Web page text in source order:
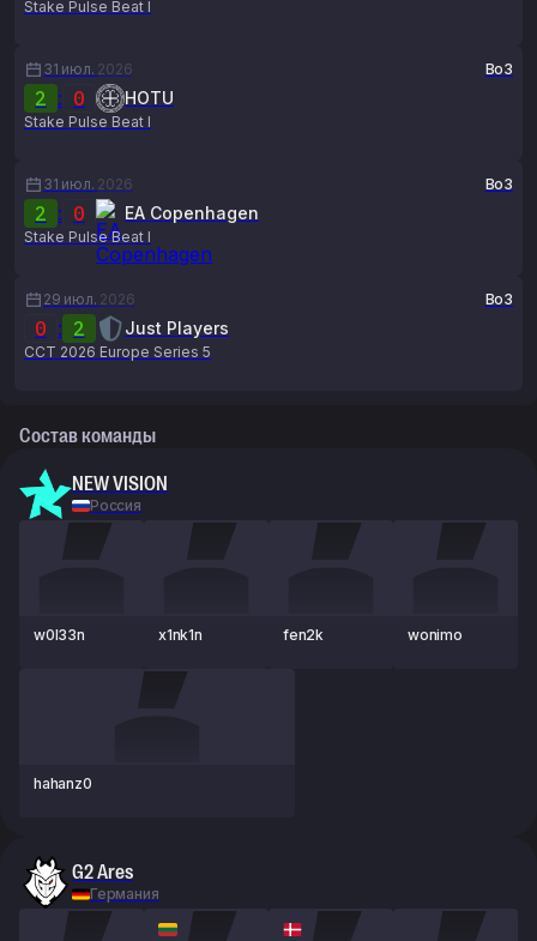
Stake Pulse Beat I
31 июл. 2026 Bo3
2 : 0 HOTU
Stake Pulse Beat I
31 июл. 2026 Bo3
2 : 0 EA Copenhagen
Stake Pulse Beat I
29 июл. 2026 Bo3
0 : 2 Just Players
CCT 2026 Europe Series 5
Состав команды
NEW VISION
Россия
w0l33n x1nk1n fen2k wonimo
hahanz0
G2 Ares
Германия